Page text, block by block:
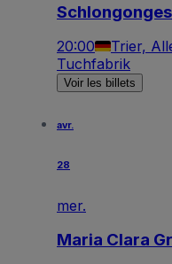
20:00 Trier,
Tuchfabrik
Voir les billets
avr.
28
mer.
Maria Clara